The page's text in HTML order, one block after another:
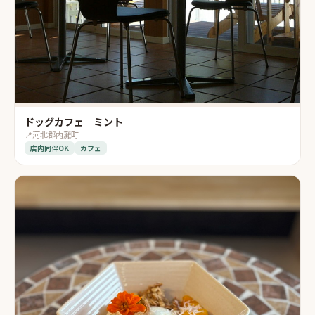
ドッグカフェ ミント
📍河北郡内灘町
店内同伴OK カフェ